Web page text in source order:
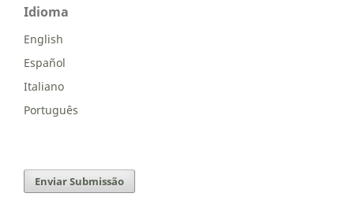
Idioma
English
Español
Italiano
Português
Enviar Submissão